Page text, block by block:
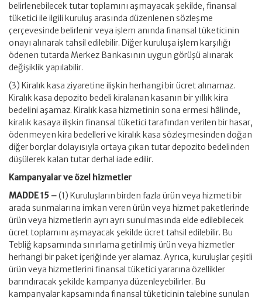
belirlenebilecek tutar toplamını aşmayacak şekilde, finansal
tüketici ile ilgili kuruluş arasında düzenlenen sözleşme
çerçevesinde belirlenir veya işlem anında finansal tüketicinin
onayı alınarak tahsil edilebilir. Diğer kuruluşa işlem karşılığı
ödenen tutarda Merkez Bankasının uygun görüşü alınarak
değişiklik yapılabilir.
(3) Kiralık kasa ziyaretine ilişkin herhangi bir ücret alınamaz.
Kiralık kasa depozito bedeli kiralanan kasanın bir yıllık kira
bedelini aşamaz. Kiralık kasa hizmetinin sona ermesi hâlinde,
kiralık kasaya ilişkin finansal tüketici tarafından verilen bir hasar,
ödenmeyen kira bedelleri ve kiralık kasa sözleşmesinden doğan
diğer borçlar dolayısıyla ortaya çıkan tutar depozito bedelinden
düşülerek kalan tutar derhal iade edilir.
Kampanyalar ve özel hizmetler
MADDE 15 –(1) Kuruluşların birden fazla ürün veya hizmeti bir
arada sunmalarına imkan veren ürün veya hizmet paketlerinde
ürün veya hizmetlerin ayrı ayrı sunulmasında elde edilebilecek
ücret toplamını aşmayacak şekilde ücret tahsil edilebilir. Bu
Tebliğ kapsamında sınırlama getirilmiş ürün veya hizmetler
herhangi bir paket içeriğinde yer alamaz. Ayrıca, kuruluşlar çeşitli
ürün veya hizmetlerini finansal tüketici yararına özellikler
barındıracak şekilde kampanya düzenleyebilirler. Bu
kampanyalar kapsamında finansal tüketicinin talebine sunulan